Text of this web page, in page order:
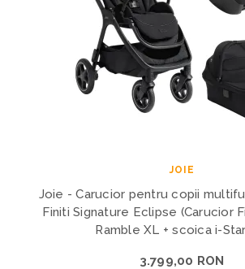
JOIE
Joie - Carucior pentru copii
Finiti Signature Eclipse (Carucior
Ramble XL + scoica i-
3.799,00 RON